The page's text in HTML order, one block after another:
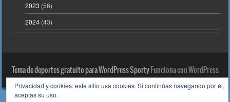
2023 (56)
2024(43)
Tema de deportes gratuito para WordPress SportyFunciona con WordPress
Privacidad y cookies: este sitio usa cookies. Si continúas navegando por él,
aceptas su uso.